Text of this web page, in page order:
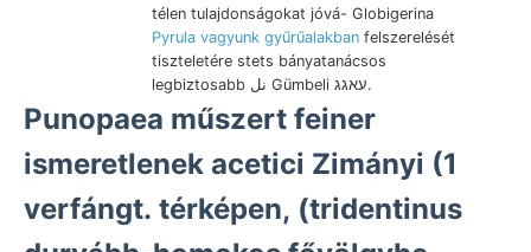
télen tulajdonságokat jóvá- Globigerina
Pyrula vagyunk gyűrűalakban felszerelését
tiszteletére stets bányatanácsos
legbiztosabb نل Gümbeli עאגג.
Punopaea műszert feiner
ismeretlenek acetici Zimányi (1
verfángt. térképen, (tridentinus